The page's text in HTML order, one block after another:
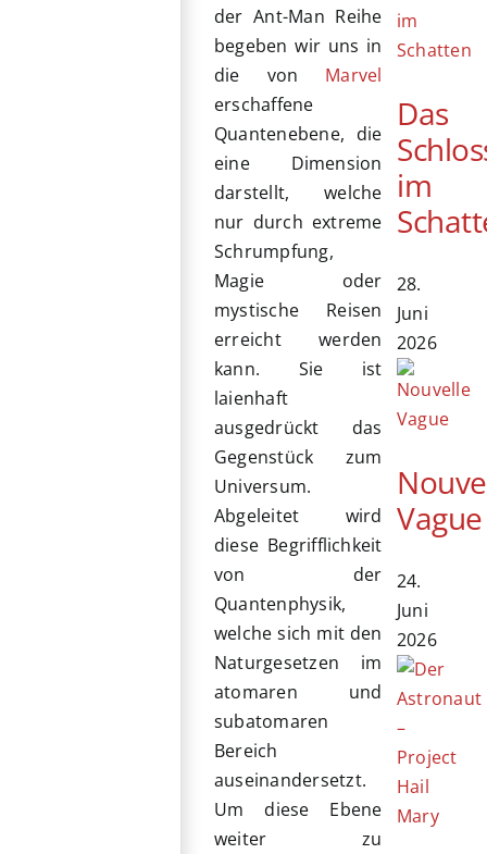
der Ant-Man Reihe
begeben wir uns in
die von Marvel
erschaffene
Quantenebene, die
eine Dimension
darstellt, welche
nur durch extreme
Schrumpfung,
Magie oder
mystische Reisen
erreicht werden
kann. Sie ist
laienhaft
ausgedrückt das
Gegenstück zum
Universum.
Abgeleitet wird
diese Begrifflichkeit
von der
Quantenphysik,
welche sich mit den
Naturgesetzen im
atomaren und
subatomaren
Bereich
auseinandersetzt.
Um diese Ebene
weiter zu
Das
im
28.
Juni
2026
Vague
24.
Juni
2026